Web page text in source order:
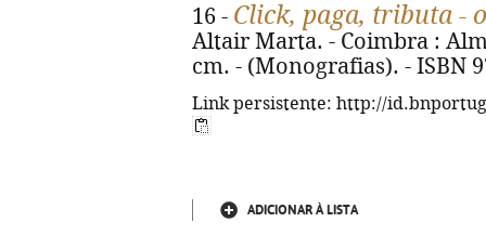
16 - Click, paga, tributa -
Altair Marta. - Coimbra :
cm. - (Monografias). - ISBN
Link persistente: http://
ADICIONAR À LISTA